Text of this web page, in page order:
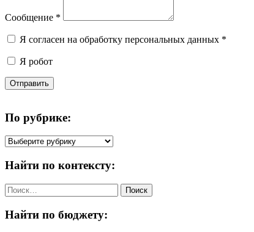
Сообщение *
Я согласен на обработку персональных данных *
Я робот
Отправить
По рубрике:
По
Найти по контексту:
Найти:
Найти по бюджету: